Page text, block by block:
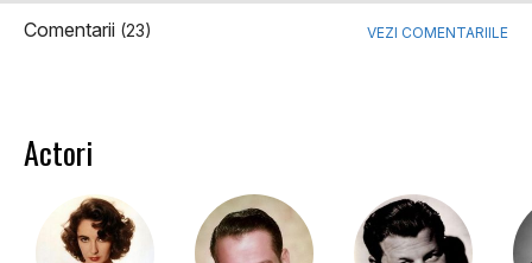
Comentarii (23) VEZI COMENTARIILE
Actori